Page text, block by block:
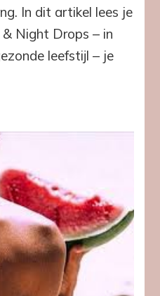
Night
In dit artikel lees je
Night Drops – in
leefstijl – je